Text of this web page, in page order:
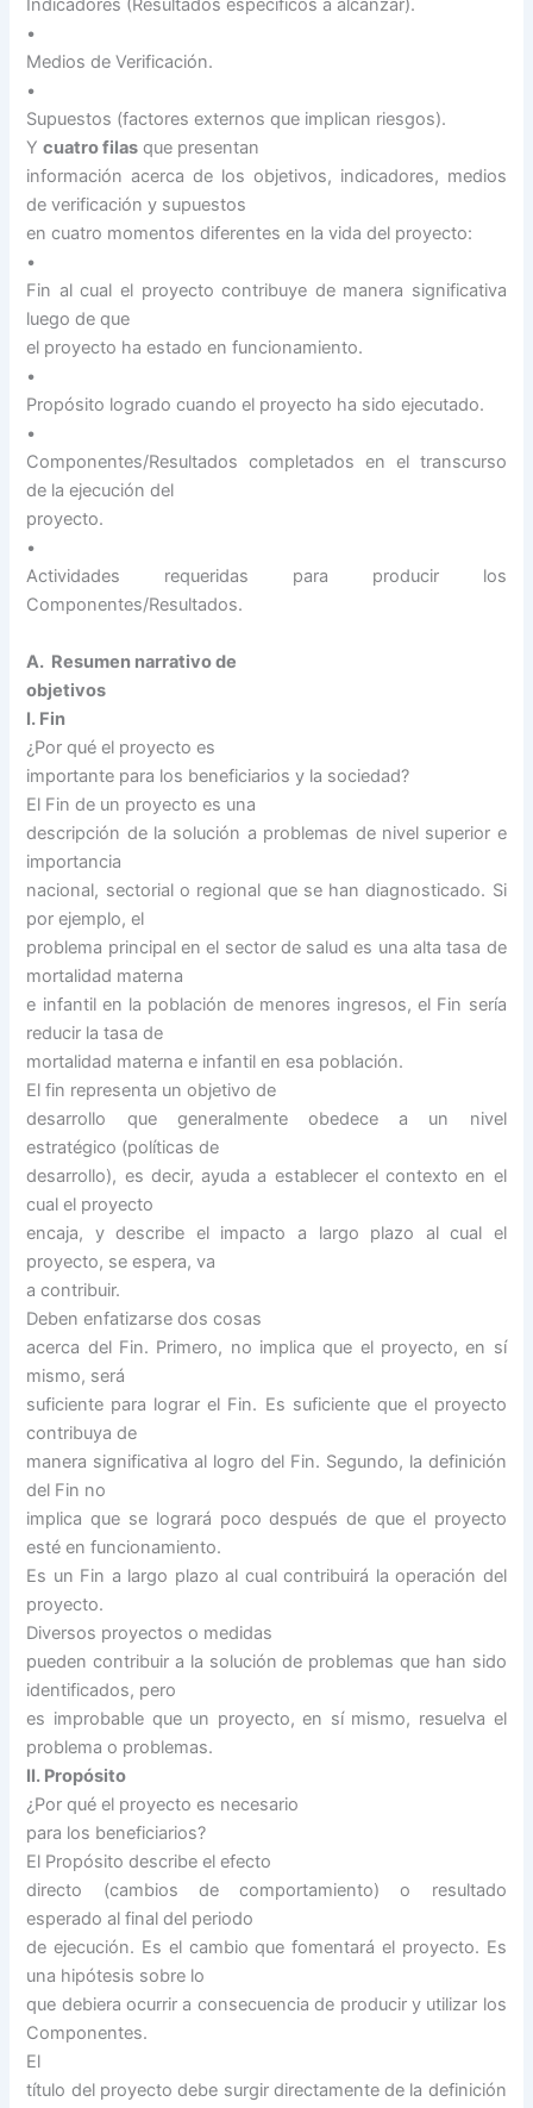
Indicadores (Resultados específicos a alcanzar).
•
Medios de Verificación.
•
Supuestos (factores externos que implican riesgos).
Ycuatro filas que presentan
información acerca de los objetivos, indicadores, medios
de verificación y supuestos
en cuatro momentos diferentes en la vida del proyecto:
•
Fin al cual el proyecto contribuye de manera significativa
luego de que
el proyecto ha estado en funcionamiento.
•
Propósito logrado cuando el proyecto ha sido ejecutado.
•
Componentes/Resultados completados en el transcurso
de la ejecución del
proyecto.
•
Actividades requeridas para producir los
Componentes/Resultados.
A. Resumen narrativo de
objetivos
I. Fin
¿Por qué el proyecto es
importante para los beneficiarios y la sociedad?
El Fin de un proyecto es una
descripción de la solución a problemas de nivel superior e
importancia
nacional, sectorial o regional que se han diagnosticado. Si
por ejemplo, el
problema principal en el sector de salud es una alta tasa de
mortalidad materna
e infantil en la población de menores ingresos, el Fin sería
reducir la tasa de
mortalidad materna e infantil en esa población.
El fin representa un objetivo de
desarrollo que generalmente obedece a un nivel
estratégico (políticas de
desarrollo), es decir, ayuda a establecer el contexto en el
cual el proyecto
encaja, y describe el impacto a largo plazo al cual el
proyecto, se espera, va
a contribuir.
Deben enfatizarse dos cosas
acerca del Fin. Primero, no implica que el proyecto, en sí
mismo, será
suficiente para lograr el Fin. Es suficiente que el proyecto
contribuya de
manera significativa al logro del Fin. Segundo, la definición
del Fin no
implica que se logrará poco después de que el proyecto
esté en funcionamiento.
Es un Fin a largo plazo al cual contribuirá la operación del
proyecto.
Diversos proyectos o medidas
pueden contribuir a la solución de problemas que han sido
identificados, pero
es improbable que un proyecto, en sí mismo, resuelva el
problema o problemas.
II. Propósito
¿Por qué el proyecto es necesario
para los beneficiarios?
El Propósito describe el efecto
directo (cambios de comportamiento) o resultado
esperado al final del periodo
de ejecución. Es el cambio que fomentará el proyecto. Es
una hipótesis sobre lo
que debiera ocurrir a consecuencia de producir y utilizar los
Componentes.
El
título del proyecto debe surgir directamente de la definición